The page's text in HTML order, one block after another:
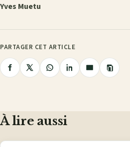
Yves Muetu
PARTAGER CET ARTICLE
PartagerPartagerPartagerPartagerPartager
Copier
le
À lire aussi